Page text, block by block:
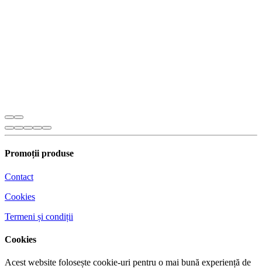
Promoții produse
Contact
Cookies
Termeni și condiții
Cookies
Acest website folosește cookie-uri pentru o mai bună experiență de